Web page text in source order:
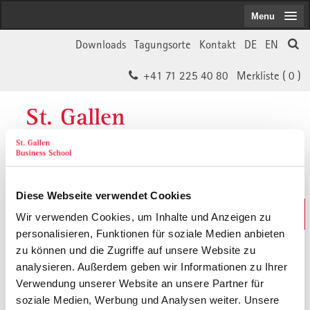
Diese Webseite verwendet Cookies
Wir verwenden Cookies, um Inhalte und Anzeigen zu
personalisieren, Funktionen für soziale Medien anbieten
zu können und die Zugriffe auf unsere Website zu
analysieren. Außerdem geben wir Informationen zu Ihrer
Verwendung unserer Website an unsere Partner für
soziale Medien, Werbung und Analysen weiter. Unsere
EN
DE
Kontakt
Tagungsorte
Downloads
Merkliste ( 0 )
+41 71 225 40 80
St. Gallen
Business School
Weiterbildungs-Suche
In 30 Sekunden das Passende finden
Menu
Der von Ihnen gesuchte Inhalt ist